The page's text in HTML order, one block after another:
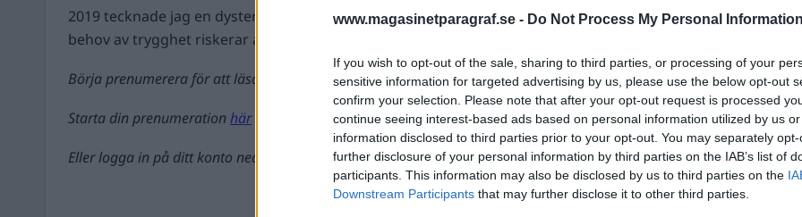
www.magasinetparagraf.se - Do Not Process My Personal Information
If you wish to opt-out of the sale, sharing to third parties, or processing of your
sensitive information for targeted advertising by us, please use the below opt-out
confirm your selection. Please note that after your opt-out request is processed
continue seeing interest-based ads based on personal information utilized by us
information disclosed to third parties prior to your opt-out. You may separately
further disclosure of your personal information by third parties on the IAB’s list of
participants. This information may also be disclosed by us to third parties on the
Downstream Participants that may further disclose it to other third parties.
2019 tecknade jag en dyster bild över framför allt Kinas framtid, ”Vårt
behov av trygghet riskerar a...
Börja prenumerera för att läsa detta innehåll.
Starta din prenumerationhär
Eller logga in på ditt konto nedan:
Stöd Para§raf –
PRENUMERERA PÅ